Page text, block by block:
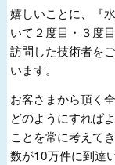
嬉しいことに、『
いて２度目・３度
訪問した技術者を
います。
お客さまから頂く
どのようにすれば
ことを常に考えて
数が10万件に到達